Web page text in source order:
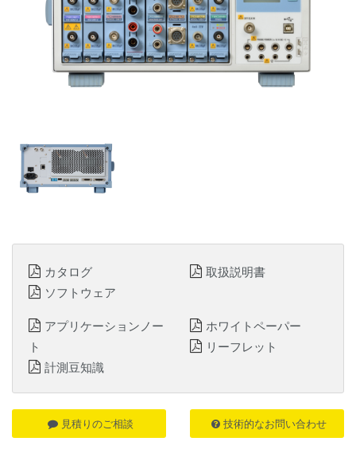
見積りのご相談 技術的なお問い合わせ
カタログ
取扱説明書
ソフトウェア
アプリケーションノー
ト
ホワイトペーパー
リーフレット
計測豆知識